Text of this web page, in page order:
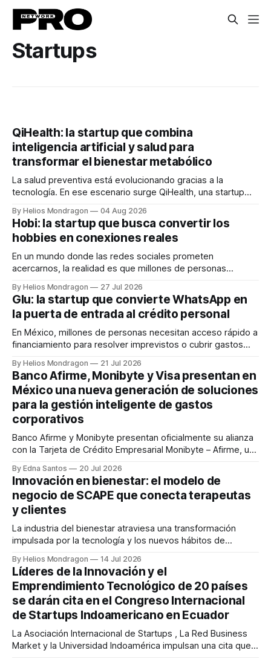
Startups
QiHealth: la startup que combina
inteligencia artificial y salud para
transformar el bienestar metabólico
La salud preventiva está evolucionando gracias a la
tecnología. En ese escenario surge QiHealth, una startup
dispositivos inteligentes, inteligencia artificial y monitoreo
en tiempo real para ayudar a las personas a tomar mejores
decisiones sobre su salud metabólica. Su propuesta busca
responder
By Helios Mondragon 04 Aug 2026
Hobi: la startup que busca convertir los
hobbies en conexiones reales
En un mundo donde las redes sociales prometen
acercarnos, la realidad es que millones de personas
el punto de partida para Hobi, una startup mexicana
fundada por Inti Padilla que utiliza la tecnología para facilitar
encuentros presenciales entre personas con intereses en
By Helios Mondragon 27 Jul 2026
Glu: la startup que convierte WhatsApp en
la puerta de entrada al crédito personal
En México, millones de personas necesitan acceso rápido a
financiamiento para resolver imprevistos o cubrir gastos
obtener un préstamo suelen implicar aplicaciones
complejas, papeleo y tiempos de espera que desmotivan a
los usuarios. Frente a este escenario surge Glu, una startup
fintech que
By Helios Mondragon 21 Jul 2026
Banco Afirme, Monibyte y Visa presentan en
México una nueva generación de soluciones
para la gestión inteligente de gastos
corporativos
Banco Afirme y Monibyte presentan oficialmente su alianza
con la Tarjeta de Crédito Empresarial Monibyte – Afirme, una
financiera de las empresas mexicanas. Monterrey, Nuevo
León, 14 de julio de 2026. - La gestión de gastos
corporativos representa uno de los mayores retos
By Edna Santos 20 Jul 2026
Innovación en bienestar: el modelo de
negocio de SCAPE que conecta terapeutas
y clientes
La industria del bienestar atraviesa una transformación
impulsada por la tecnología y los nuevos hábitos de
busca democratizar el acceso a servicios de spa y masaje
premium mediante una plataforma digital que conecta a
terapeutas certificados con clientes particulares, empresas
y
By Helios Mondragon 14 Jul 2026
Líderes de la Innovación y el
Emprendimiento Tecnológico de 20 países
se darán cita en el Congreso Internacional
de Startups Indoamericano en Ecuador
La Asociación Internacional de Startups , La Red Business
Market y la Universidad Indoamérica impulsan una cita que